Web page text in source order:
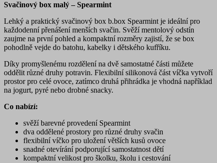
Svačinový box malý – Spearmint
Lehký a praktický svačinový box b.box Spearmint je ideální pro
každodenní přenášení menších svačin. Svěží mentolový odstín
zaujme na první pohled a kompaktní rozměry zajistí, že se box
pohodlně vejde do batohu, kabelky i dětského kufříku.
Díky promyšlenému rozdělení na dvě samostatné části můžete
oddělit různé druhy potravin. Flexibilní silikonová část víčka vytvoří
prostor pro celé ovoce, zatímco druhá přihrádka je vhodná například
na jogurt, pyré nebo drobné snacky.
Co nabízí:
svěží barevné provedení Spearmint
dva oddělené prostory pro různé druhy svačin
flexibilní víčko pro uložení větších kusů ovoce
snadné otevírání podporující samostatnost dětí
kompaktní velikost pro školku, školu i cestování